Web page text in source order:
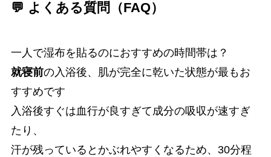
💬 よくある質問（FAQ）
一人で湿布を貼るのにおすすめの時間帯は？
就寝前の入浴後、肌が完全に乾いた状態が最もお
すすめです
入浴後すぐは血行が良すぎて成分の吸収が速すぎ
たり、
汗が残っているとかぶれやすくなるため、30分程